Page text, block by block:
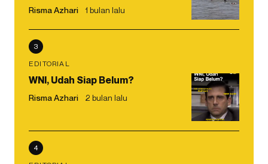
Risma Azhari 1 bulan lalu
3
EDITORIAL
WNI, Udah Siap Belum?
Risma Azhari 2 bulan lalu
4